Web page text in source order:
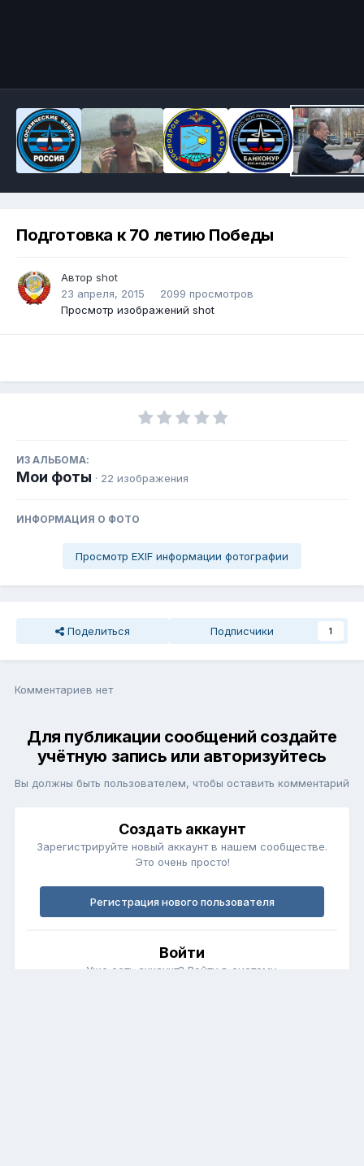
Подготовка к 70 летию Победы
Автор shot
23 апреля, 2015
2099 просмотров
Просмотр изображений shot
ИЗ АЛЬБОМА:
Мои фоты · 22 изображения
ИНФОРМАЦИЯ О ФОТО
Просмотр EXIF информации фотографии
Поделиться Подписчики 1
Комментариев нет
Для публикации сообщений создайте
учётную запись или авторизуйтесь
Вы должны быть пользователем, чтобы оставить комментарий
Создать аккаунт
Зарегистрируйте новый аккаунт в нашем сообществе.
Это очень просто!
Регистрация нового пользователя
Войти
Уже есть аккаунт? Войти в систему.